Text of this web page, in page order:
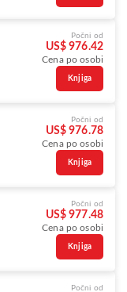
Počni od
US$ 976.42
Cena po osobi
Knjiga
Počni od
US$ 976.78
Cena po osobi
Knjiga
Počni od
US$ 977.48
Cena po osobi
Knjiga
Počni od